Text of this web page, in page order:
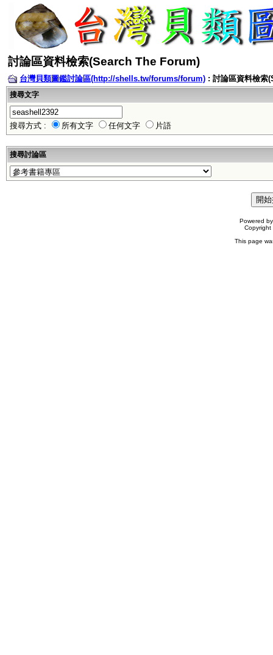
討論區資料檢索(Search The Forum)
台灣貝類圖鑑討論區(http://shells.tw/forums/forum) : 討論區資料檢索
搜尋文字
搜尋方式 : 所有文字 任何文字 片語
搜尋討論區
Powered
This page